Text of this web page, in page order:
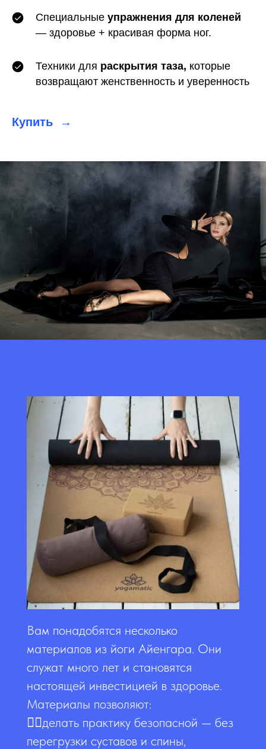
Специальные упражнения для коленей
— здоровье + красивая форма ног.
Техники для раскрытия таза, которые
возвращают женственность и уверенность
Купить
Вам понадобятся несколько
материалов из йоги Айенгара. Они
служат много лет и становятся
настоящей инвестицией в здоровье.
Материалы позволяют:
👉🏻делать практику безопасной — без
перегрузки суставов и спины,